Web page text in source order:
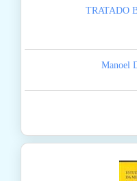
TRATADO
Manoel